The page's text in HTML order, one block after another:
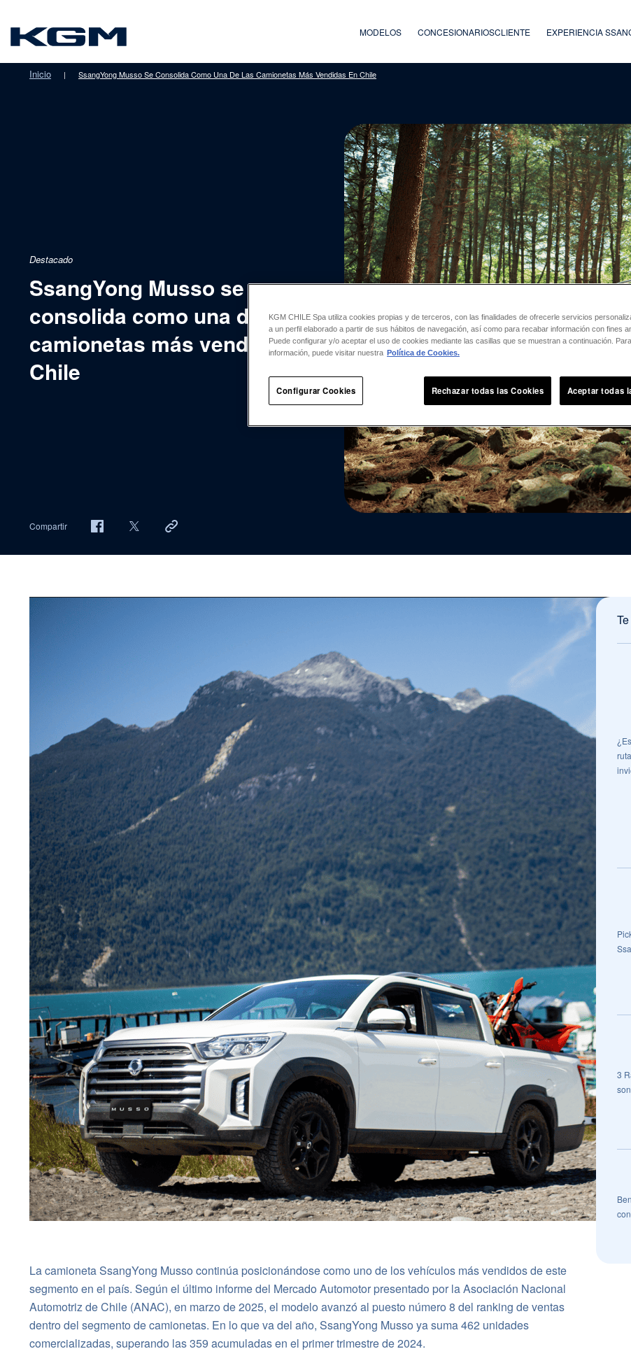
SsangYong MODELOS CONCESIONARIOSCLIENTE EXPERIENCIA
Inicio | SsangYong Musso Se Consolida Como Una De Las Camionetas Más Vendidas En Chile
Destacado
SsangYong Musso se
consolida como una de las
camionetas más vendidas en
Chile
Compartir
La camioneta SsangYong Musso continúa posicionándose como uno de los vehículos más vendidos de este
segmento en el país. Según el último informe del Mercado Automotor presentado por la Asociación Nacional
Automotriz de Chile (ANAC), en marzo de 2025, el modelo avanzó al puesto número 8 del ranking de ventas
dentro del segmento de camionetas. En lo que va del año, SsangYong Musso ya suma 462 unidades
comercializadas, superando las 359 acumuladas en el primer trimestre de 2024.
3
KGM CHILE Spa utiliza cookies propias y de terceros, con las finalidades de ofrecerle servicios
a un perfil elaborado a partir de sus hábitos de navegación, así como para recabar información con fines
Puede configurar y/o aceptar el uso de cookies mediante las casillas que se muestran a continuación.
información, puede visitar nuestra Política de Cookies.
Configurar Cookies Rechazar todas las Cookies Aceptar todas